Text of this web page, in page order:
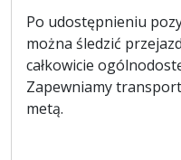
Po udostępnieniu
można śledzić
całkowicie
Zapewniamy
metą.